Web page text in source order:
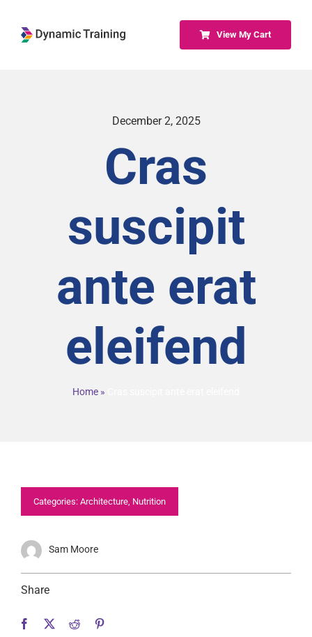
content
View My Cart
December 2, 2025
Cras
suscipit
ante erat
eleifend
Home »
Categories: Architecture, Nutrition
Sam Moore
Share